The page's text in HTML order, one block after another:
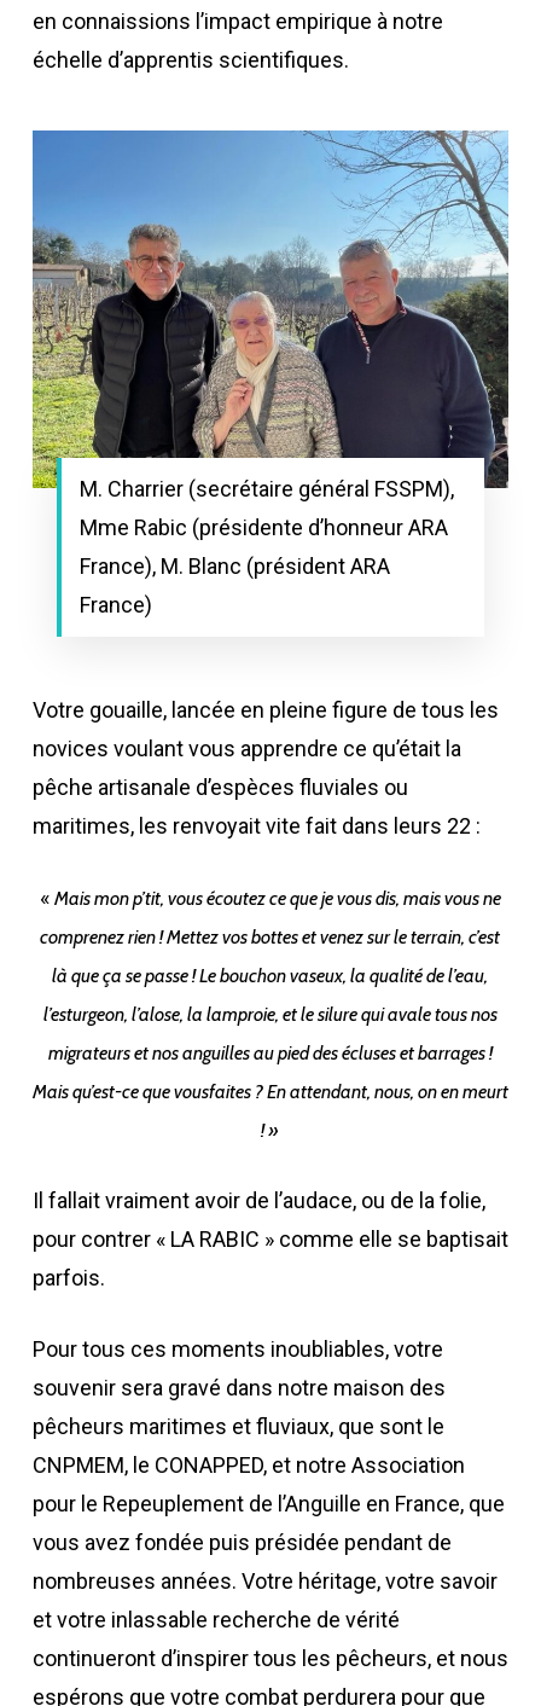
en connaissions l’impact empirique à notre
échelle d’apprentis scientifiques.
M. Charrier (secrétaire général FSSPM),
Mme Rabic (présidente d’honneur ARA
France), M. Blanc (président ARA
France)
Votre gouaille, lancée en pleine figure de tous les
novices voulant vous apprendre ce qu’était la
pêche artisanale d’espèces fluviales ou
maritimes, les renvoyait vite fait dans leurs 22 :
« Mais mon p’tit, vous écoutez ce que je vous dis, mais vous ne
comprenez rien ! Mettez vos bottes et venez sur le terrain, c’est
là que ça se passe ! Le bouchon vaseux, la qualité de l’eau,
l’esturgeon, l’alose, la lamproie, et le silure qui avale tous nos
migrateurs et nos anguilles au pied des écluses et barrages !
Mais qu’est-ce que vousfaites ? En attendant, nous, on en meurt
! »
Il fallait vraiment avoir de l’audace, ou de la folie,
pour contrer « LA RABIC » comme elle se baptisait
parfois.
Pour tous ces moments inoubliables, votre
souvenir sera gravé dans notre maison des
pêcheurs maritimes et fluviaux, que sont le
CNPMEM, le CONAPPED, et notre Association
pour le Repeuplement de l’Anguille en France, que
vous avez fondée puis présidée pendant de
nombreuses années. Votre héritage, votre savoir
et votre inlassable recherche de vérité
continueront d’inspirer tous les pêcheurs, et nous
espérons que votre combat perdurera pour que